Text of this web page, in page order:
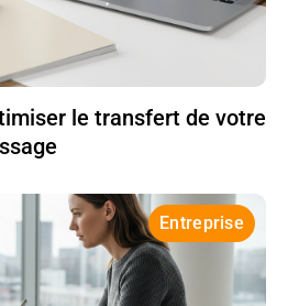
le transfert de votre
Entreprise